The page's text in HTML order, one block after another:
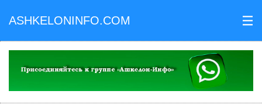
ASHKELONINFO.COM III